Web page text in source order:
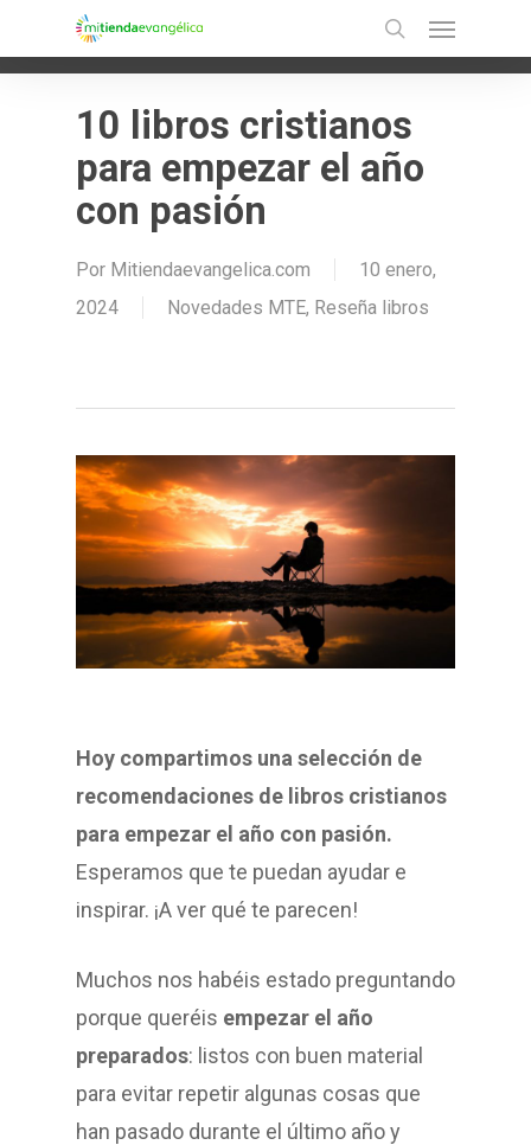
to
search
10 libros cristianos
para empezar el año
con pasión
Por Mitiendaevangelica.com
10 enero,
2024
Novedades MTE, Reseña libros
Hoy compartimos una selección de
recomendaciones de libros cristianos
para empezar el año con pasión.
Esperamos que te puedan ayudar e
inspirar. ¡A ver qué te parecen!
Muchos nos habéis estado preguntando
porque queréis empezar el año
preparados: listos con buen material
para evitar repetir algunas cosas que
han pasado durante el último año y
Ir a la versión móvil